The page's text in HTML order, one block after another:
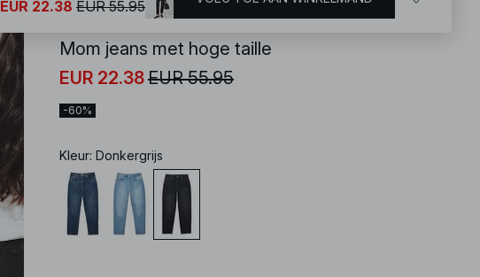
Mom jeans met hoge taille
EUR 22.38EUR 55.95
-60%
Kleur: Donkergrijs
EUR 22.38 EUR 55.95